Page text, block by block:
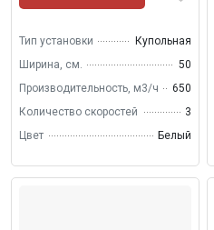
Тип установки
Купольная
Ширина, см.
50
Производительность, м3/ч
650
Количество скоростей
3
Цвет
Белый